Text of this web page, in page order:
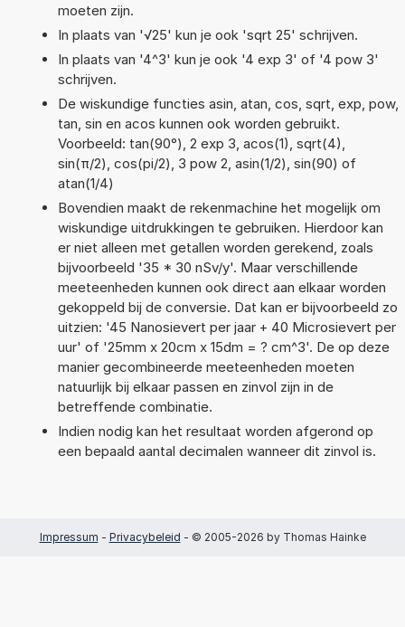
moeten zijn.
In plaats van '√25' kun je ook 'sqrt 25' schrijven.
In plaats van '4^3' kun je ook '4 exp 3' of '4 pow 3'
schrijven.
De wiskundige functies asin, atan, cos, sqrt, exp, pow,
tan, sin en acos kunnen ook worden gebruikt.
Voorbeeld: tan(90°), 2 exp 3, acos(1), sqrt(4),
sin(π/2), cos(pi/2), 3 pow 2, asin(1/2), sin(90) of
atan(1/4)
Bovendien maakt de rekenmachine het mogelijk om
wiskundige uitdrukkingen te gebruiken. Hierdoor kan
er niet alleen met getallen worden gerekend, zoals
bijvoorbeeld '35 * 30 nSv/y'. Maar verschillende
meeteenheden kunnen ook direct aan elkaar worden
gekoppeld bij de conversie. Dat kan er bijvoorbeeld zo
uitzien: '45 Nanosievert per jaar + 40 Microsievert per
uur' of '25mm x 20cm x 15dm = ? cm^3'. De op deze
manier gecombineerde meeteenheden moeten
natuurlijk bij elkaar passen en zinvol zijn in de
betreffende combinatie.
Indien nodig kan het resultaat worden afgerond op
een bepaald aantal decimalen wanneer dit zinvol is.
Impressum - Privacybeleid - © 2005-2026 by Thomas Hainke